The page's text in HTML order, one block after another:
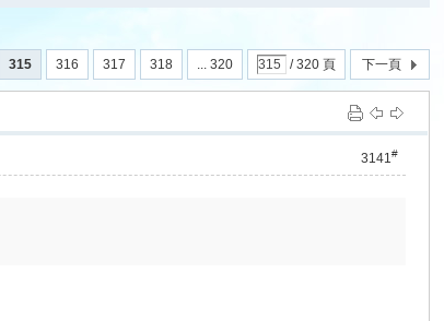
315 316 317 318 ... 320 / 320 頁 下一頁
3141#